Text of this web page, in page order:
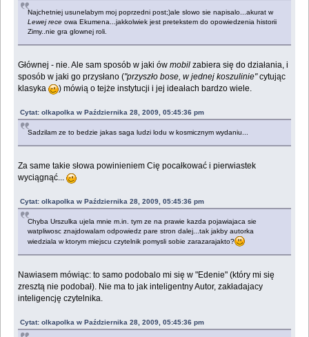
Najchetniej usunelabym moj poprzedni post;)ale slowo sie napisalo...akurat w
Lewej receowa Ekumena...jakkolwiek jest pretekstem do opowiedzenia historii
Zimy..nie gra glownej roli.
Głównej - nie. Ale sam sposób w jaki ówmobil zabiera się do działania, i
sposób w jaki go przysłano ("przyszło bose, w jednej koszulinie"cytując
klasyka
) mówią o tejże instytucji i jej ideałach bardzo wiele.
Cytat: olkapolka w Października 28, 2009, 05:45:36 pm
Sadzilam ze to bedzie jakas saga ludzi lodu w kosmicznym wydaniu...
Za same takie słowa powinieniem Cię pocałkować i pierwiastek
wyciągnąć...
Cytat: olkapolka w Października 28, 2009, 05:45:36 pm
Chyba Urszulka ujela mnie m.in. tym ze na prawie kazda pojawiajaca sie
watpliwosc znajdowalam odpowiedz pare stron dalej...tak jakby autorka
wiedziala w ktorym miejscu czytelnik pomysli sobie zarazarajakto?
Nawiasem mówiąc: to samo podobalo mi się w "Edenie" (który mi się
zresztą nie podobał). Nie ma to jak inteligentny Autor, zakładajacy
inteligencję czytelnika.
Cytat: olkapolka w Października 28, 2009, 05:45:36 pm